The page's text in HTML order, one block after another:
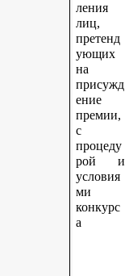
ления
лиц,
претенд
ующих
на
присужд
ение
премии,
с
процеду
рой и
условия
ми
конкурс
а